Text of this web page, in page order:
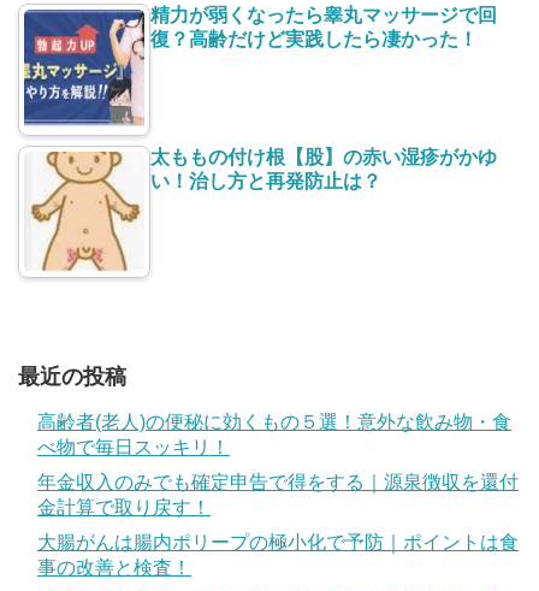
精力が弱くなったら睾丸マッサージで回
復？高齢だけど実践したら凄かった！
太ももの付け根【股】の赤い湿疹がかゆ
い！治し方と再発防止は？
最近の投稿
高齢者(老人)の便秘に効くもの５選！意外な飲み物・食
べ物で毎日スッキリ！
年金収入のみでも確定申告で得をする｜源泉徴収を還付
金計算で取り戻す！
大腸がんは腸内ポリープの極小化で予防｜ポイントは食
事の改善と検査！